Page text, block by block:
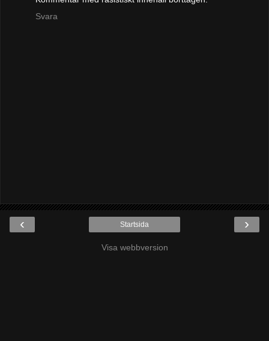
Svara
‹ ›
Startsida
Visa webbversion